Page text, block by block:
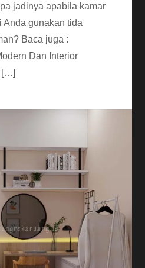
jadinya apabila kamar
Anda gunakan tida
Baca juga :
Dan Interior
[…]